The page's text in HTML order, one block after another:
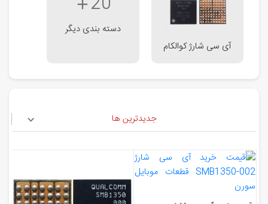
آی سی شارژ کوالکام
دسته بندی دیگر
جدیدترین ها